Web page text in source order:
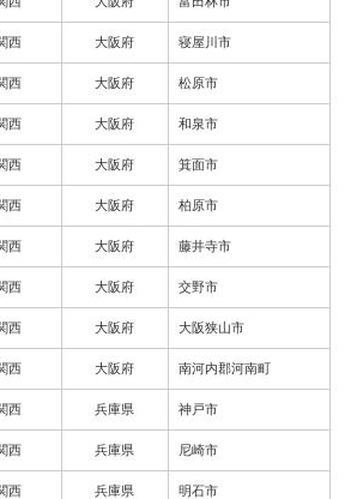
西 大阪府 寝屋川市
西 大阪府 松原市
西 大阪府 和泉市
西 大阪府 箕面市
西 大阪府 柏原市
西 大阪府 藤井寺市
西 大阪府 交野市
西 大阪府 大阪狭山市
西 大阪府 南河内郡河南町
西 兵庫県 神戸市
西 兵庫県 尼崎市
西 兵庫県 明石市